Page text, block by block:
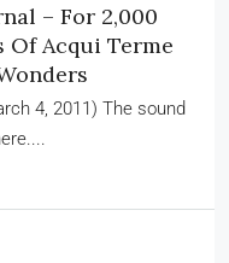
– For 2,000
Of Acqui Terme
4, 2011) The sound